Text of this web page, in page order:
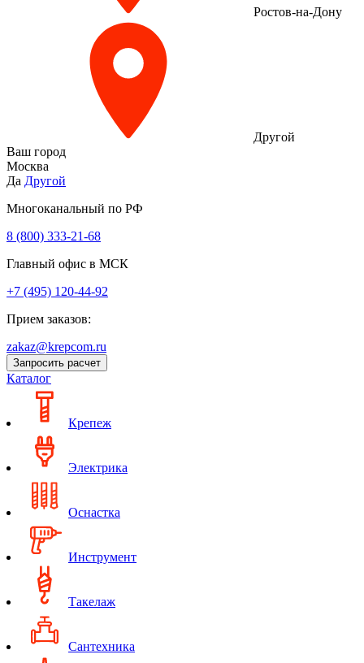
Ростов-на-Дону
Другой
Ваш город
Москва
Да Другой
Многоканальный по РФ
8 (800) 333‑21-68
Главный офис в МСК
+7 (495) 120-44-92
Прием заказов:
zakaz@krepcom.ru
Запросить расчет
Каталог
Крепеж
Электрика
Оснастка
Инструмент
Такелаж
Сантехника